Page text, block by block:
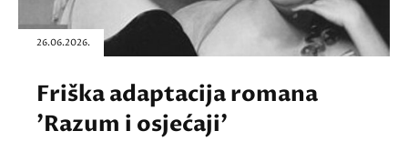
26.06.2026.
Friška adaptacija romana
'Razum i osjećaji'